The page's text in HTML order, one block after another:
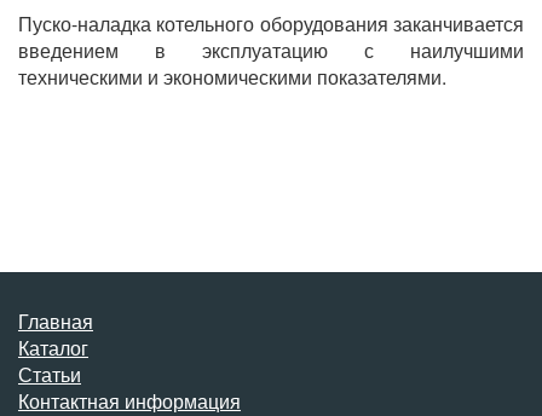
Пуско-наладка котельного оборудования заканчивается
введением в эксплуатацию с наилучшими
техническими и экономическими показателями.
Главная
Каталог
Статьи
Контактная информация